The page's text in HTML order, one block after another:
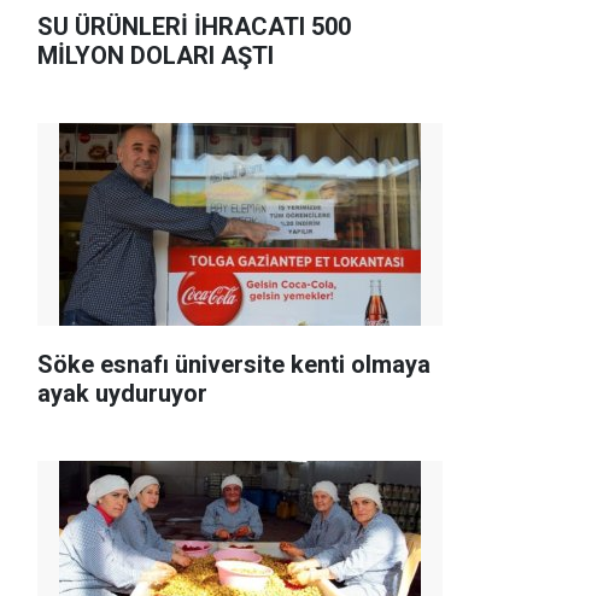
SU ÜRÜNLERİ İHRACATI 500
MİLYON DOLARI AŞTI
Söke esnafı üniversite kenti olmaya
ayak uyduruyor